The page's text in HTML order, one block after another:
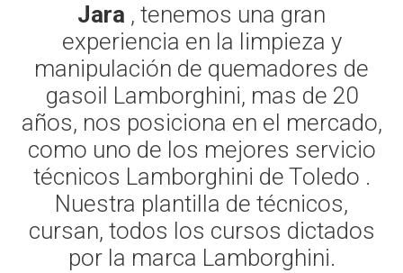
Jara , tenemos una gran
experiencia en la limpieza y
manipulación de quemadores de
gasoil Lamborghini, mas de 20
años, nos posiciona en el mercado,
como uno de los mejores servicio
técnicos Lamborghini de Toledo .
Nuestra plantilla de técnicos,
cursan, todos los cursos dictados
por la marca Lamborghini.